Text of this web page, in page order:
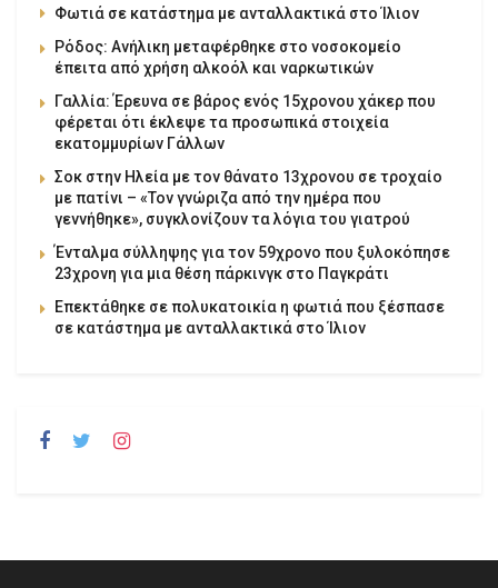
Φωτιά σε κατάστημα με ανταλλακτικά στο Ίλιον
Ρόδος: Ανήλικη μεταφέρθηκε στο νοσοκομείο
έπειτα από χρήση αλκοόλ και ναρκωτικών
Γαλλία: Έρευνα σε βάρος ενός 15χρονου χάκερ που
φέρεται ότι έκλεψε τα προσωπικά στοιχεία
εκατομμυρίων Γάλλων
Σοκ στην Ηλεία με τον θάνατο 13χρονου σε τροχαίο
με πατίνι – «Τον γνώριζα από την ημέρα που
γεννήθηκε», συγκλονίζουν τα λόγια του γιατρού
Ένταλμα σύλληψης για τον 59χρονο που ξυλοκόπησε
23χρονη για μια θέση πάρκινγκ στο Παγκράτι
Επεκτάθηκε σε πολυκατοικία η φωτιά που ξέσπασε
σε κατάστημα με ανταλλακτικά στο Ίλιον